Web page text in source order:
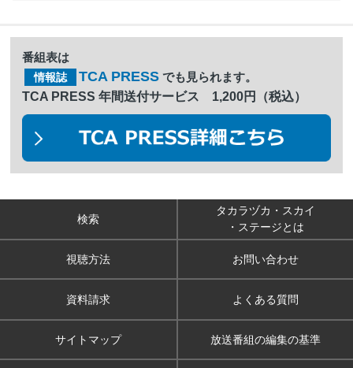
番組表は
情報誌 TCA PRESS でも見られます。
TCA PRESS 年間送付サービス 1,200円（税込）
検索
タカラヅカ・スカイ
・ステージとは
視聴方法 お問い合わせ
資料請求 よくある質問
サイトマップ 放送番組の編集の基準